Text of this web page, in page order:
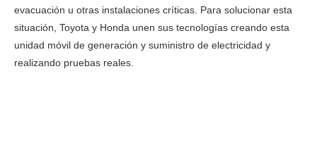
evacuación u otras instalaciones críticas. Para solucionar esta
situación, Toyota y Honda unen sus tecnologías creando esta
unidad móvil de generación y suministro de electricidad y
realizando pruebas reales.